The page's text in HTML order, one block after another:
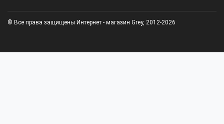
© Все права защищены Интернет - магазин Grey, 2012-2026